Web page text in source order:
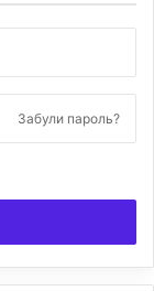
Забули пароль?